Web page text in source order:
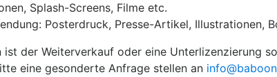
Splash-Screens, Filme etc.
Posterdruck, Presse-Artikel, Illustrationen,
ist der Weiterverkauf oder eine Unterlizenzierung
eine gesonderte Anfrage stellen an